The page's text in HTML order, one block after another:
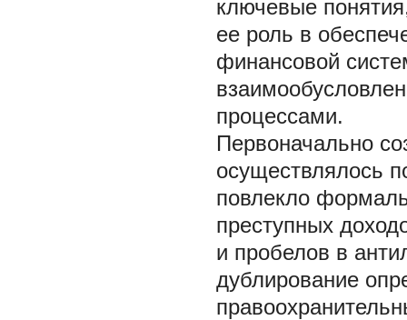
ключевые
ее роль в
финансовой
процессами.
Первоначально
осуществлялось
повлекло
преступных
и пробелов в
дублирование